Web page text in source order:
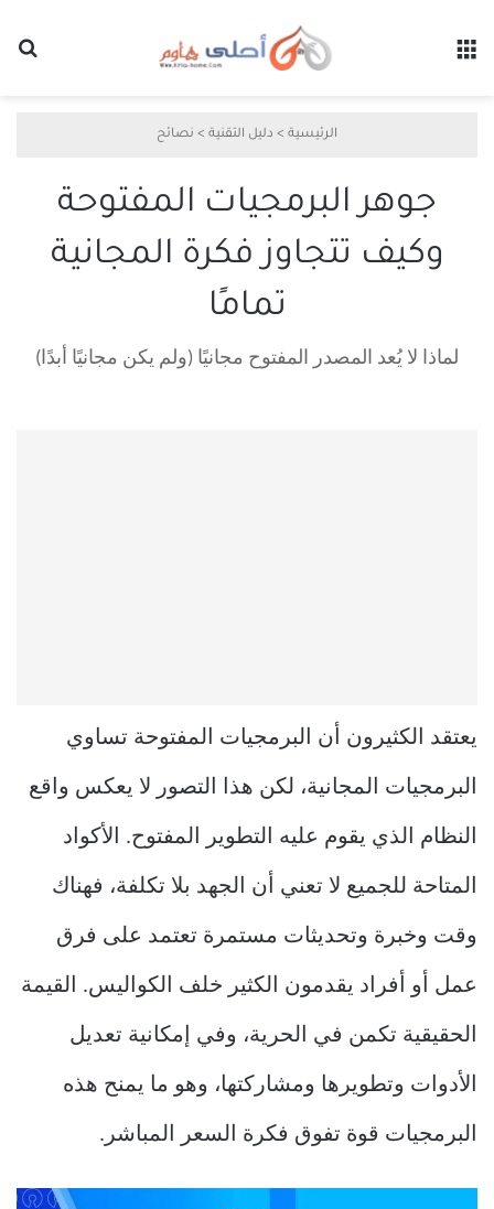
الرئيسية > دليل التقنية > نصائح
جوهر البرمجيات المفتوحة
وكيف تتجاوز فكرة المجانية
تمامًا
لماذا لا يُعد المصدر المفتوح مجانيًا (ولم يكن مجانيًا أبدًا)
يعتقد الكثيرون أن البرمجيات المفتوحة تساوي
البرمجيات المجانية، لكن هذا التصور لا يعكس واقع
النظام الذي يقوم عليه التطوير المفتوح. الأكواد
المتاحة للجميع لا تعني أن الجهد بلا تكلفة، فهناك
وقت وخبرة وتحديثات مستمرة تعتمد على فرق
عمل أو أفراد يقدمون الكثير خلف الكواليس. القيمة
الحقيقية تكمن في الحرية، وفي إمكانية تعديل
الأدوات وتطويرها ومشاركتها، وهو ما يمنح هذه
البرمجيات قوة تفوق فكرة السعر المباشر.